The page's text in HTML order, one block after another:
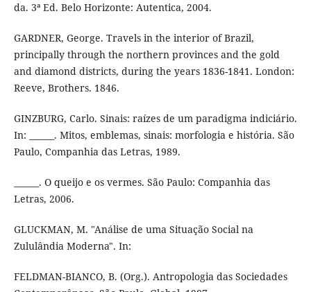
da. 3ª Ed. Belo Horizonte: Autentica, 2004.
GARDNER, George. Travels in the interior of Brazil,
principally through the northern provinces and the gold
and diamond districts, during the years 1836-1841. London:
Reeve, Brothers. 1846.
GINZBURG, Carlo. Sinais: raízes de um paradigma indiciário.
In: ______. Mitos, emblemas, sinais: morfologia e história. São
Paulo, Companhia das Letras, 1989.
______. O queijo e os vermes. São Paulo: Companhia das
Letras, 2006.
GLUCKMAN, M. "Análise de uma Situação Social na
Zululândia Moderna". In:
FELDMAN-BIANCO, B. (Org.). Antropologia das Sociedades